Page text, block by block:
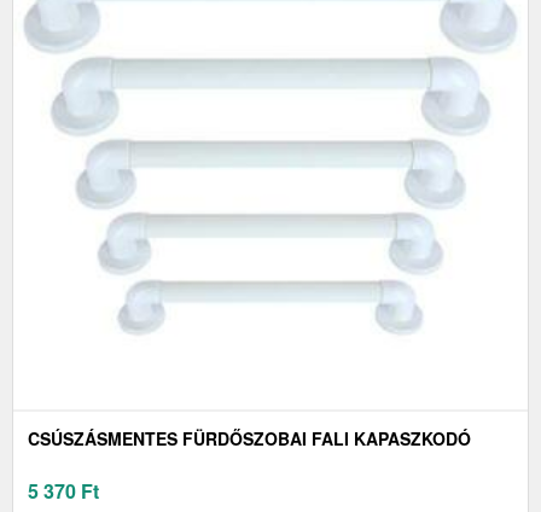
CSÚSZÁSMENTES FÜRDŐSZOBAI FALI KAPASZKODÓ
5 370 Ft